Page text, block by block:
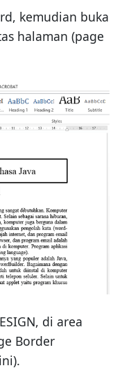
kemudian buka
halaman (page
di area
Border